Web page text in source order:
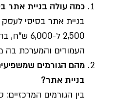
כמה עולה בניית אתר
בניית אתר בסיסי לעסק
2,500 ל-
העמודים והמערכת בה
מהם הגורמים
בניית אתר?
בין הגורמים